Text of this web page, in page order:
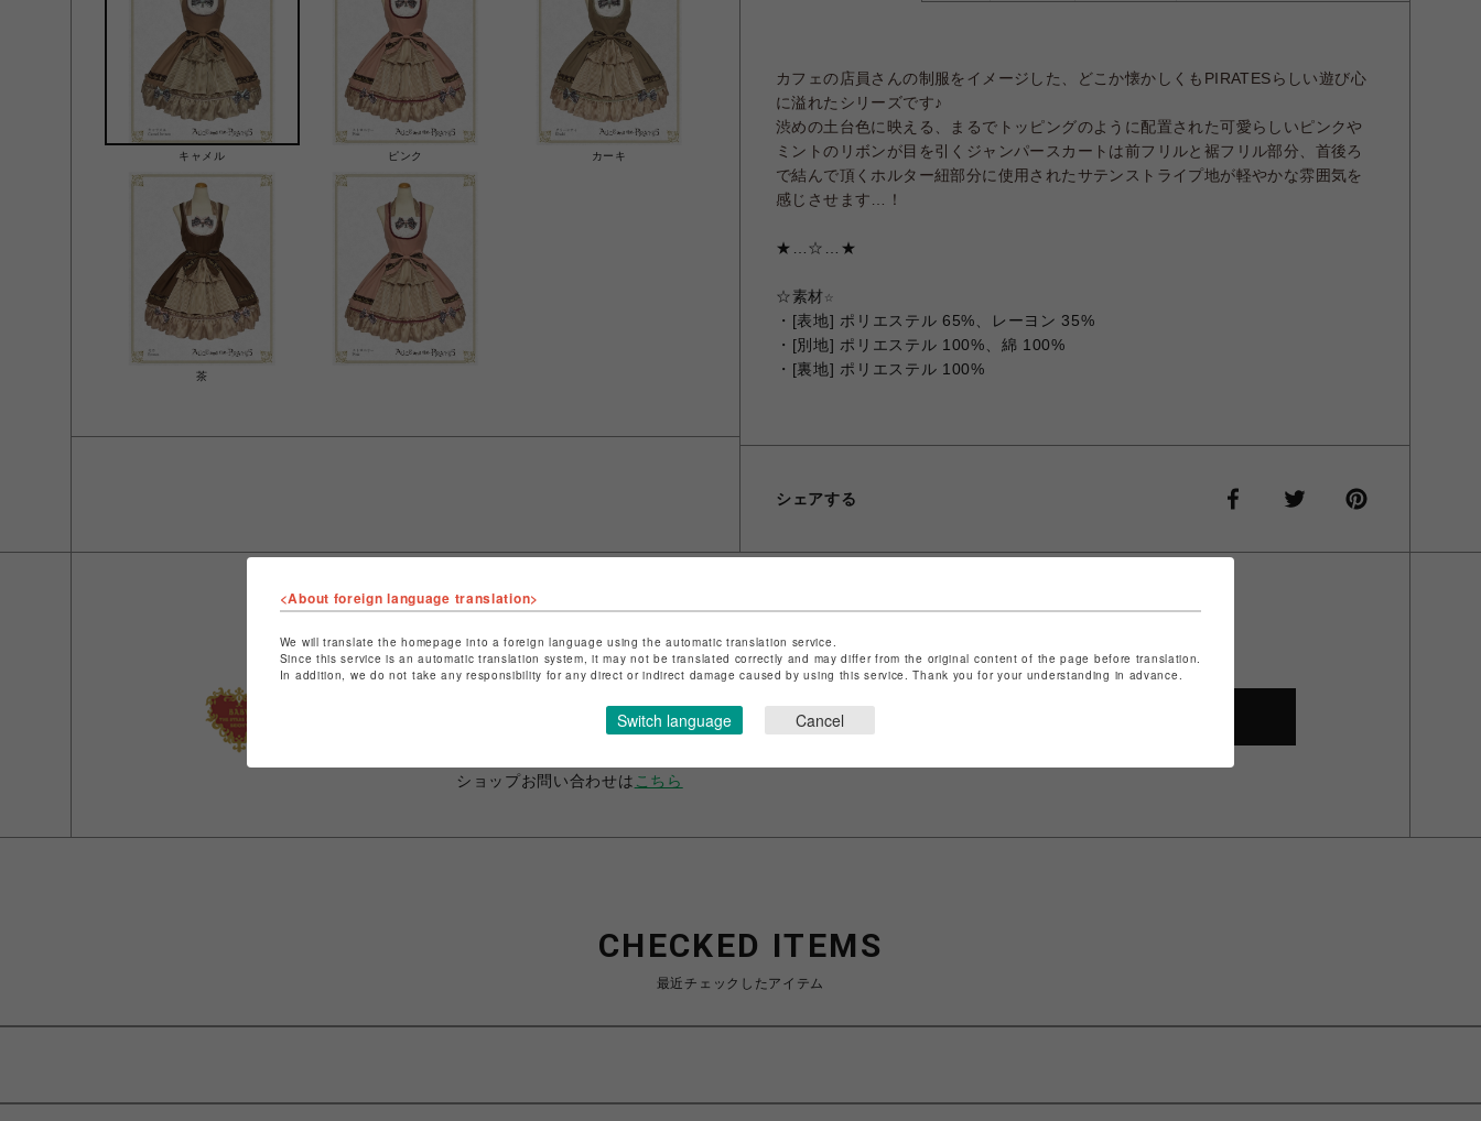
キャメル ピンク カーキ
茶
カフェの店員さんの制服をイメージした、どこか懐かしくもPIRATESらしい遊び心
に溢れたシリーズです♪
渋めの土台色に映える、まるでトッピングのように配置された可愛らしいピンクや
ミントのリボンが目を引くジャンパースカートは前フリルと裾フリル部分、首後ろ
で結んで頂くホルター紐部分に使用されたサテンストライプ地が軽やかな雰囲気を
感じさせます…！
★…☆…★
☆素材☆
・[表地] ポリエステル 65%、レーヨン 35%
・[別地] ポリエステル 100%、綿 100%
・[裏地] ポリエステル 100%
シェアする
ショップ名
ベイビー、ザ スターズ シャイン ブライト/アリス アンド ザ
パイレーツ
名古屋PARCO
ショップお問い合わせは こちら
CHECKED ITEMS
最近チェックしたアイテム
<About foreign language translation>
We will translate the homepage into a foreign language using the automatic translation service.
Since this service is an automatic translation system, it may not be translated correctly and may differ from the original content of the page before translation.
In addition, we do not take any responsibility for any direct or indirect damage caused by using this service. Thank you for your understanding in advance.
Switch language Cancel